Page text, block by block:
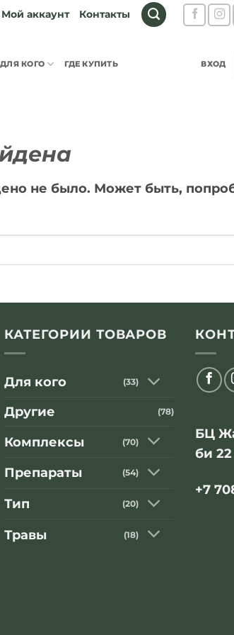
Мой аккаунт Контакты
ДЛЯ КОГО ГДЕ КУПИТЬ ВХОД
не было. Может быть,
КАТЕГОРИИ ТОВАРОВ
Для кого (33)
Другие (78)
Комплексы (70)
Препараты (54)
Тип (20)
Травы (18)
БЦ
би
+7